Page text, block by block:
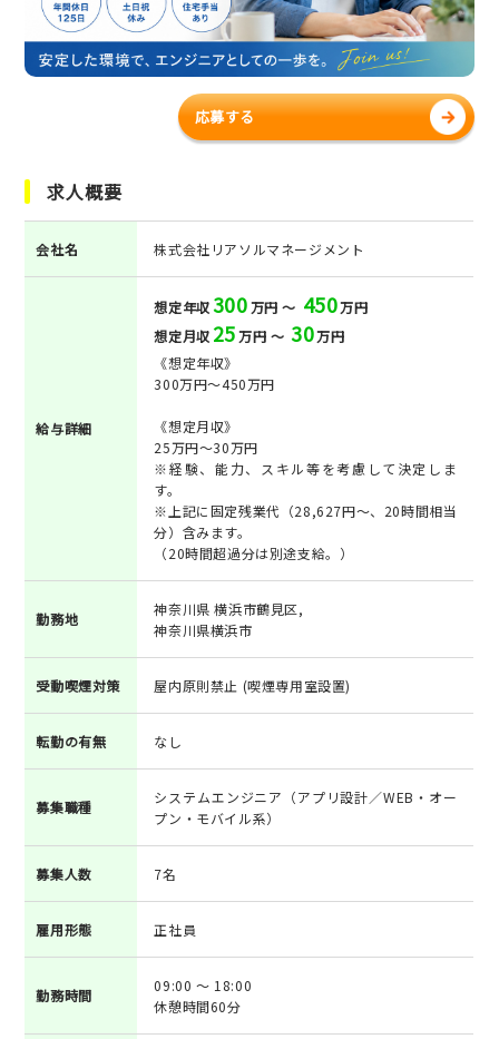
応募する
求人概要
会社名 株式会社リアソルマネージメント
給与詳細
想定年収300万円 ～ 450万円
想定月収 25万円 ～ 30万円
《想定年収》
300万円～450万円
《想定月収》
25万円～30万円
※経験、能力、スキル等を考慮して決定しま
す。
※上記に固定残業代（28,627円～、20時間相当
分）含みます。
（20時間超過分は別途支給。）
勤務地
神奈川県 横浜市鶴見区,
神奈川県横浜市
受動喫煙対策 屋内原則禁止 (喫煙専用室設置)
転勤の有無 なし
募集職種
システムエンジニア（アプリ設計／WEB・オー
プン・モバイル系）
募集人数 7名
雇用形態 正社員
勤務時間
09:00 ～ 18:00
休憩時間60分